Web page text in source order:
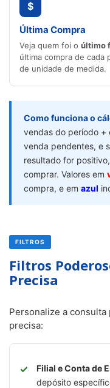
$
Última Compra
Veja quem foi o último
última compra de
de unidade de medida.
Como funciona o
vendas do período +
venda pendentes, e
resultado for
comprar. Valores em
compra, e em azul
FILTROS
Filtros
Precisa
Personalize a
precisa:
Filial e Conta de
depósito